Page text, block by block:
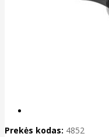
Prekės kodas: 4852